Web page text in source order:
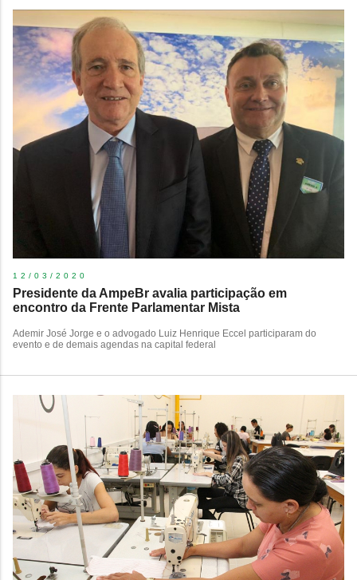
12/03/2020
Presidente da AmpeBr avalia participação em
encontro da Frente Parlamentar Mista
Ademir José Jorge e o advogado Luiz Henrique Eccel participaram do
evento e de demais agendas na capital federal